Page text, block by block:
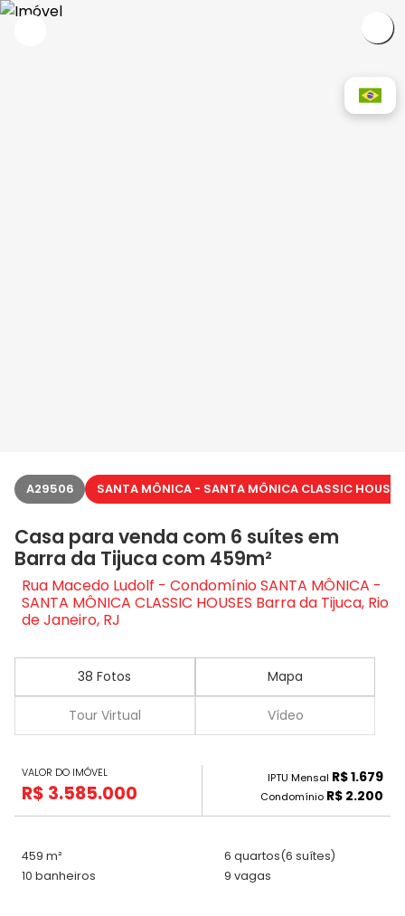
A29506 SANTA MÔNICA - SANTA MÔNICA CLASSIC HOUSES
Casa para venda com 6 suítes em
Barra da Tijuca com 459m²
Rua Macedo Ludolf - Condomínio SANTA MÔNICA -
SANTA MÔNICA CLASSIC HOUSES Barra da Tijuca, Rio
de Janeiro, RJ
38 Fotos Mapa
Tour Virtual Vídeo
VALOR DO IMÓVEL
R$ 3.585.000
IPTU Mensal R$ 1.679
Condomínio R$ 2.200
459 m² 6 quartos(6 suítes)
10 banheiros
9 vagas